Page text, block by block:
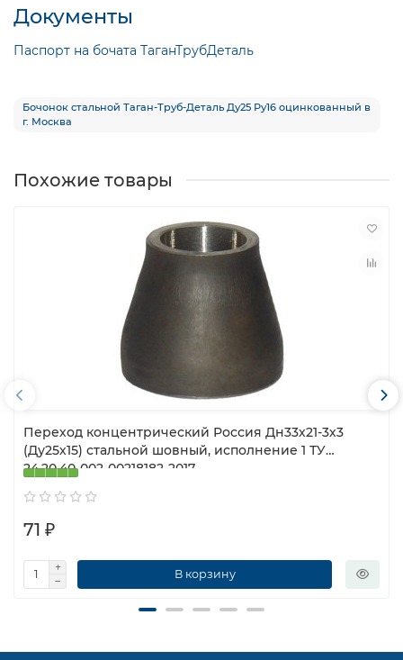
Документы
Паспорт на бочата ТаганТрубДеталь
Бочонок стальной Таган-Труб-Деталь Ду25 Ру16 оцинкованный в
г. Москва
Похожие товары
Переход концентрический Россия Дн33х21-3х3
(Ду25х15) стальной шовный, исполнение 1 ТУ
24.20.40-002-00218182-2017
71 ₽
В корзину